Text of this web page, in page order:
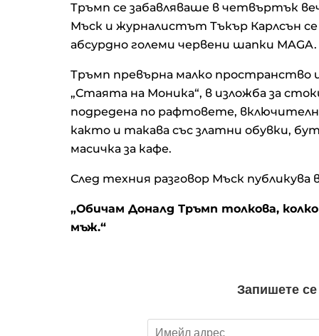
Тръмп се забавляваше в четвъртък
Мъск и журналистът Тъкър Карлсън се
абсурдно големи червени шапки MAGA.
Тръмп превърна малко
„Стаята на Моника“, в изложба за
подредена по рафтовете,
както и такава със златни обувки,
масичка за кафе.
След техния разговор Мъск публикува
„Обичам Доналд Тръмп толкова,
мъж.“